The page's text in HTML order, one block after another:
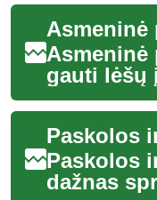
renkasi
Šiame
Asmeninė
gauti lėšų
— nuo
namų
Paskolos
dažnas